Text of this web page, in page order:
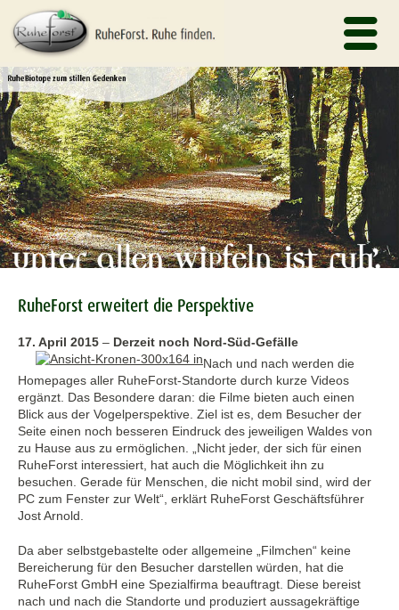
RuheForst erweitert die Perspektive
17. April 2015 – Derzeit noch Nord-Süd-Gefälle
Nach und nach werden die
Homepages aller RuheForst-Standorte durch kurze Videos
ergänzt. Das Besondere daran: die Filme bieten auch einen
Blick aus der Vogelperspektive. Ziel ist es, dem Besucher der
Seite einen noch besseren Eindruck des jeweiligen Waldes von
zu Hause aus zu ermöglichen. „Nicht jeder, der sich für einen
RuheForst interessiert, hat auch die Möglichkeit ihn zu
besuchen. Gerade für Menschen, die nicht mobil sind, wird der
PC zum Fenster zur Welt“, erklärt RuheForst Geschäftsführer
Jost Arnold.
Da aber selbstgebastelte oder allgemeine „Filmchen“ keine
Bereicherung für den Besucher darstellen würden, hat die
RuheForst GmbH eine Spezialfirma beauftragt. Diese bereist
nach und nach die Standorte und produziert aussagekräftige